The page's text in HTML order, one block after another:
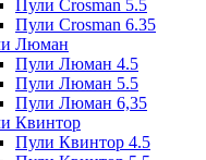
Пули Crosman 5.5
Пули Crosman 6.35
Люман
Пули Люман 4.5
Пули Люман 5.5
Пули Люман 6,35
Квинтор
Пули Квинтор 4.5